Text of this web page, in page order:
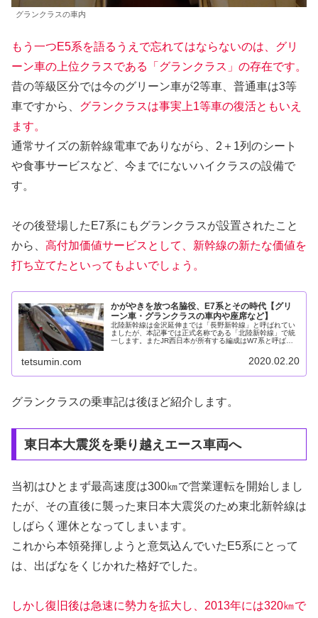
グランクラスの車内
もう一つE5系を語るうえで忘れてはならないのは、グリ
ーン車の上位クラスである「グランクラス」の存在です。
昔の等級区分では今のグリーン車が2等車、普通車は3等
車ですから、 グランクラスは事実上1等車の復活ともいえ
ます。
通常サイズの新幹線電車でありながら、2＋1列のシート
や食事サービスなど、今までにないハイクラスの設備で
す。
その後登場したE7系にもグランクラスが設置されたこと
から、 高付加価値サービスとして、新幹線の新たな価値を
打ち立てたといってもよいでしょう。
かがやきを放つ名脇役、E7系とその時代【グリ
ーン車・グランクラスの車内や座席など】
北陸新幹線は金沢延伸までは「長野新幹線」と呼ばれてい
ましたが、本記事では正式名称である「北陸新幹線」で統
一します。またJR西日本が所有する編成はW7系と呼ばれ
tetsumin.com 2020.02.20
グランクラスの乗車記は後ほど紹介します。
東日本大震災を乗り越えエース車両へ
当初はひとまず最高速度は300㎞で営業運転を開始しまし
たが、その直後に襲った東日本大震災のため東北新幹線は
しばらく運休となってしまいます。
これから本領発揮しようと意気込んでいたE5系にとって
は、出ばなをくじかれた格好でした。
しかし復旧後は急速に勢力を拡大し、2013年には320㎞で